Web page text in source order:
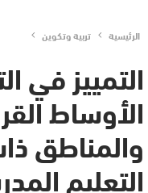
الرئيسية تربية وتكوين
التمييز في
الأوساط
والمناطق
التعليم